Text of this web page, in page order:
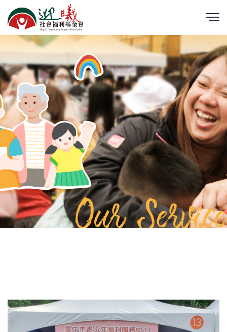
Our Service